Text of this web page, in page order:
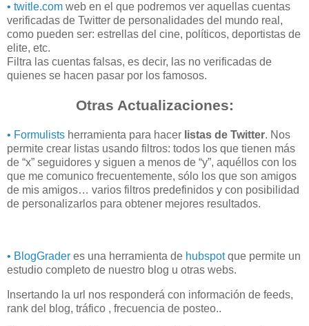
• twitle.com web en el que podremos ver aquellas cuentas
verificadas de Twitter de personalidades del mundo real,
como pueden ser: estrellas del cine, políticos, deportistas de
elite, etc.
Filtra las cuentas falsas, es decir, las no verificadas de
quienes se hacen pasar por los famosos.
Otras Actualizaciones:
• Formulists herramienta para hacer listas de Twitter. Nos
permite crear listas usando filtros: todos los que tienen más
de “x” seguidores y siguen a menos de “y”, aquéllos con los
que me comunico frecuentemente, sólo los que son amigos
de mis amigos… varios filtros predefinidos y con posibilidad
de personalizarlos para obtener mejores resultados.
• BlogGrader es una herramienta de hubspotque permite un
estudio completo de nuestro blog u otras webs.
Insertando la url nos responderá con información de feeds,
rank del blog, tráfico , frecuencia de posteo..